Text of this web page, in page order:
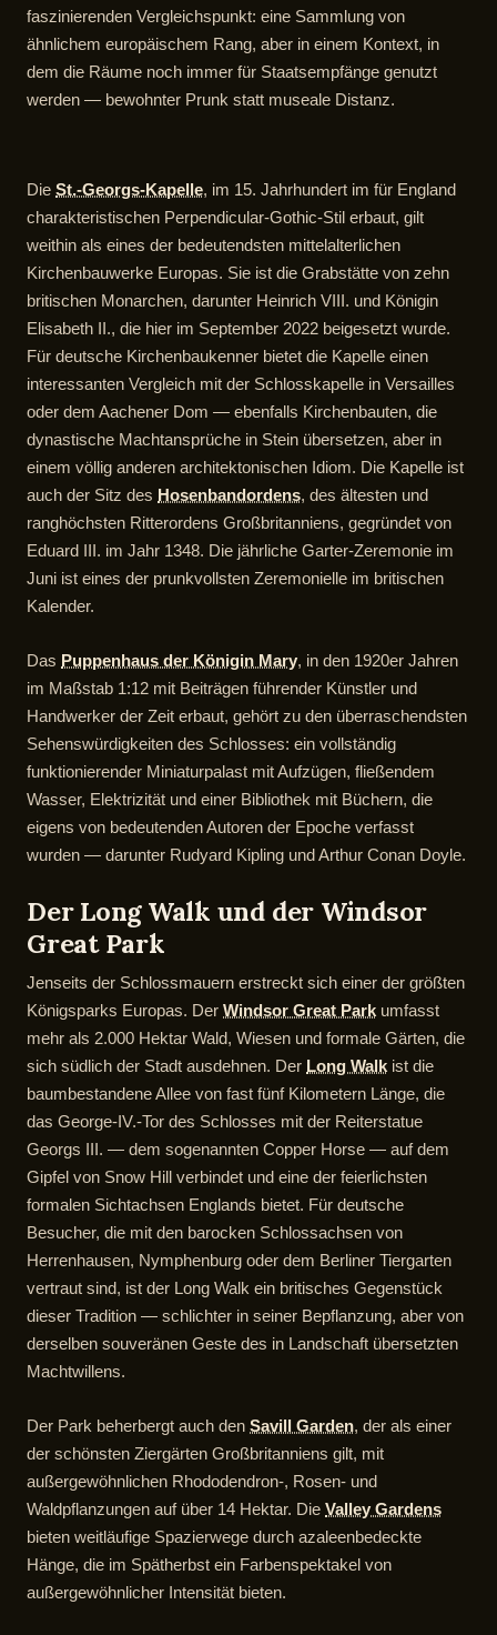
faszinierenden Vergleichspunkt: eine Sammlung von
ähnlichem europäischem Rang, aber in einem Kontext, in
dem die Räume noch immer für Staatsempfänge genutzt
werden — bewohnter Prunk statt museale Distanz.
Die St.-Georgs-Kapelle, im 15. Jahrhundert im für England
charakteristischen Perpendicular-Gothic-Stil erbaut, gilt
weithin als eines der bedeutendsten mittelalterlichen
Kirchenbauwerke Europas. Sie ist die Grabstätte von zehn
britischen Monarchen, darunter Heinrich VIII. und Königin
Elisabeth II., die hier im September 2022 beigesetzt wurde.
Für deutsche Kirchenbaukenner bietet die Kapelle einen
interessanten Vergleich mit der Schlosskapelle in Versailles
oder dem Aachener Dom — ebenfalls Kirchenbauten, die
dynastische Machtansprüche in Stein übersetzen, aber in
einem völlig anderen architektonischen Idiom. Die Kapelle ist
auch der Sitz des Hosenbandordens, des ältesten und
ranghöchsten Ritterordens Großbritanniens, gegründet von
Eduard III. im Jahr 1348. Die jährliche Garter-Zeremonie im
Juni ist eines der prunkvollsten Zeremonielle im britischen
Kalender.
Das Puppenhaus der Königin Mary, in den 1920er Jahren
im Maßstab 1:12 mit Beiträgen führender Künstler und
Handwerker der Zeit erbaut, gehört zu den überraschendsten
Sehenswürdigkeiten des Schlosses: ein vollständig
funktionierender Miniaturpalast mit Aufzügen, fließendem
Wasser, Elektrizität und einer Bibliothek mit Büchern, die
eigens von bedeutenden Autoren der Epoche verfasst
wurden — darunter Rudyard Kipling und Arthur Conan Doyle.
Der Long Walk und der Windsor
Great Park
Jenseits der Schlossmauern erstreckt sich einer der größten
Königsparks Europas. Der Windsor Great Park umfasst
mehr als 2.000 Hektar Wald, Wiesen und formale Gärten, die
sich südlich der Stadt ausdehnen. Der Long Walk ist die
baumbestandene Allee von fast fünf Kilometern Länge, die
das George-IV.-Tor des Schlosses mit der Reiterstatue
Georgs III. — dem sogenannten Copper Horse — auf dem
Gipfel von Snow Hill verbindet und eine der feierlichsten
formalen Sichtachsen Englands bietet. Für deutsche
Besucher, die mit den barocken Schlossachsen von
Herrenhausen, Nymphenburg oder dem Berliner Tiergarten
vertraut sind, ist der Long Walk ein britisches Gegenstück
dieser Tradition — schlichter in seiner Bepflanzung, aber von
derselben souveränen Geste des in Landschaft übersetzten
Machtwillens.
Der Park beherbergt auch den Savill Garden, der als einer
der schönsten Ziergärten Großbritanniens gilt, mit
außergewöhnlichen Rhododendron-, Rosen- und
Waldpflanzungen auf über 14 Hektar. Die Valley Gardens
bieten weitläufige Spazierwege durch azaleenbedeckte
Hänge, die im Spätherbst ein Farbenspektakel von
außergewöhnlicher Intensität bieten.